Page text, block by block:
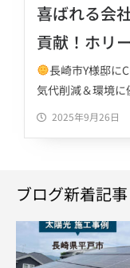
喜ばれる会
貢献！ホリ
長崎市Y様邸に
気代削減＆環境に
2025年9月26日
ブログ新着記事